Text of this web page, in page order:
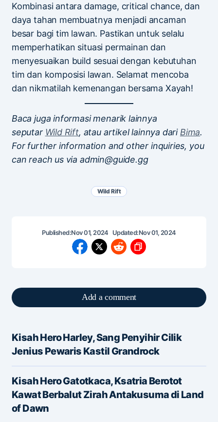
Kombinasi antara damage, critical chance, dan
daya tahan membuatnya menjadi ancaman
besar bagi tim lawan. Pastikan untuk selalu
memperhatikan situasi permainan dan
menyesuaikan build sesuai dengan kebutuhan
tim dan komposisi lawan. Selamat mencoba
dan nikmatilah kemenangan bersama Xayah!
Baca juga informasi menarik lainnya
seputar Wild Rift, atau artikel lainnya dari Bima.
For further information and other inquiries, you
can reach us via admin@guide.gg
Wild Rift
Published:Nov 01, 2024 Updated:Nov 01, 2024
Add a comment
Alamat email Anda tidak akan dipublikasikan.
Ruas yang wajib ditandai*
Message*
Kisah Hero Harley, Sang Penyihir Cilik
Jenius Pewaris Kastil Grandrock
Kisah Hero Gatotkaca, Ksatria Berotot
Kawat Berbalut Zirah Antakusuma di Land
of Dawn